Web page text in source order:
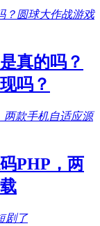
真的吗？
吗？
PHP，两